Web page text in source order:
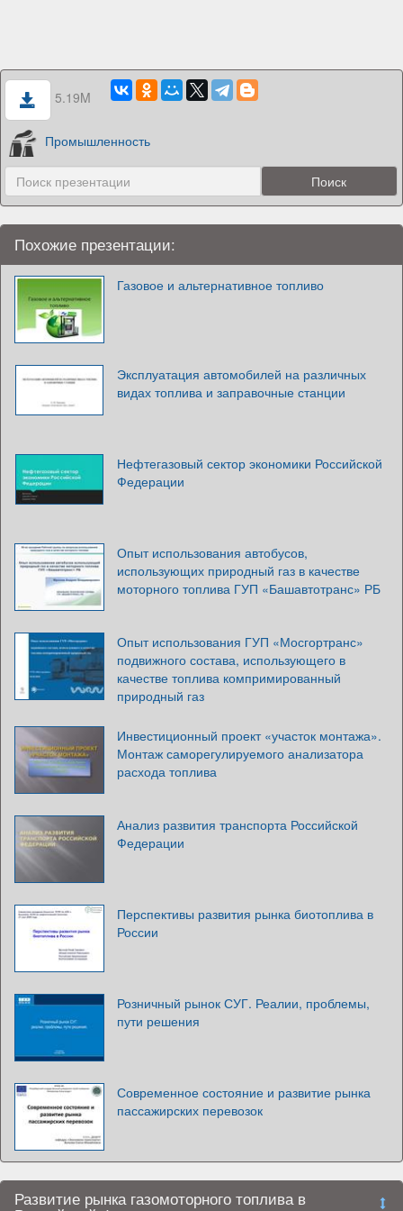
5.19M
Промышленность
Похожие презентации:
Газовое и альтернативное топливо
Эксплуатация автомобилей на различных
видах топлива и заправочные станции
Нефтегазовый сектор экономики Российской
Федерации
Опыт использования автобусов,
использующих природный газ в качестве
моторного топлива ГУП «Башавтотранс» РБ
Опыт использования ГУП «Мосгортранс»
подвижного состава, использующего в
качестве топлива компримированный
природный газ
Инвестиционный проект «участок монтажа».
Монтаж саморегулируемого анализатора
расхода топлива
Анализ развития транспорта Российской
Федерации
Перспективы развития рынка биотоплива в
России
Розничный рынок СУГ. Реалии, проблемы,
пути решения
Современное состояние и развитие рынка
пассажирских перевозок
Развитие рынка газомоторного топлива в